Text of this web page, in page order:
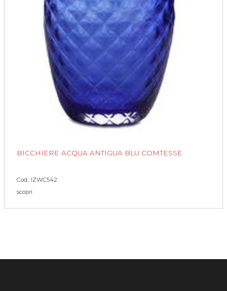
BICCHIERE ACQUA ANTIGUA BLU COMTESSE
Cod.: IZWC542
scopri